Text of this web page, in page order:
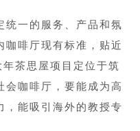
统一的服务、产品和氛
咖啡厅现有标准，贴近
茶思屋项目定位于筑
会咖啡厅，要能成为高
，能吸引海外的教授专